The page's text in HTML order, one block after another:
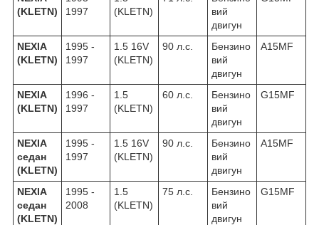
(KLETN)
1997
(KLETN)
вий
двигун
NEXIA
(KLETN)
1995 -
1997
1.5 16V
(KLETN)
90 л.с.
Бензино
вий
двигун
A15MF
NEXIA
(KLETN)
1996 -
1997
1.5
(KLETN)
60 л.с.
Бензино
вий
двигун
G15MF
NEXIA
седан
(KLETN)
1995 -
1997
1.5 16V
(KLETN)
90 л.с.
Бензино
вий
двигун
A15MF
NEXIA
седан
(KLETN)
1995 -
2008
1.5
(KLETN)
75 л.с.
Бензино
вий
двигун
G15MF